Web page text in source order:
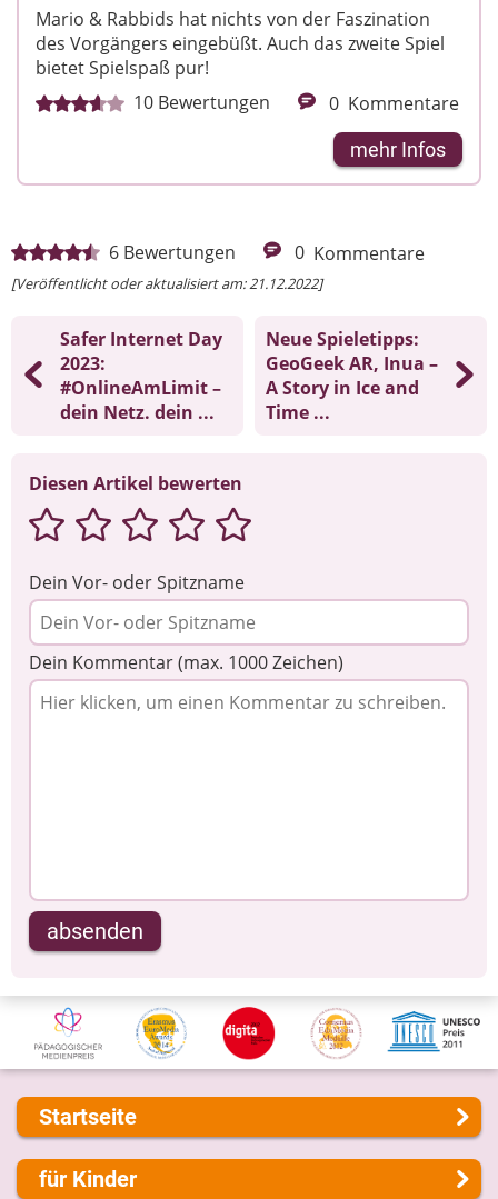
Mario & Rabbids hat nichts von der Faszination
des Vorgängers eingebüßt. Auch das zweite Spiel
bietet Spielspaß pur!
10 Bewertungen 0 Kommentare
mehr Infos
6 Bewertungen 0 Kommentare
[Veröffentlicht oder aktualisiert am: 21.12.2022]
Safer Internet Day
2023:
#OnlineAmLimit –
dein Netz. dein ...
Neue Spieletipps:
GeoGeek AR, Inua –
A Story in Ice and
Time ...
Diesen Artikel bewerten
Dein Vor- oder Spitzname
Dein Kommentar (max. 1000 Zeichen)
absenden
Startseite
Über uns
für Kinder